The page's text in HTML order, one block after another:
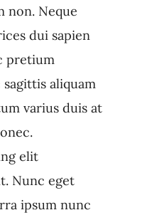
non. Neque
dui sapien
pretium
aliquam
varius duis at
elit
Nunc eget
ipsum nunc